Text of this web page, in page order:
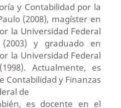
y Contabilidad por la
(2008), magíster en
la Universidad Federal
y graduado en
la Universidad Federal
Actualmente, es
Contabilidad y Finanzas
de
es docente en el